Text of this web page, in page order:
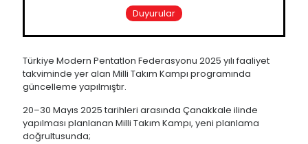
Duyurular
Türkiye Modern Pentatlon Federasyonu 2025 yılı faaliyet
takviminde yer alan Milli Takım Kampı programında
güncelleme yapılmıştır.
20–30 Mayıs 2025 tarihleri arasında Çanakkale ilinde
yapılması planlanan Milli Takım Kampı, yeni planlama
doğrultusunda;